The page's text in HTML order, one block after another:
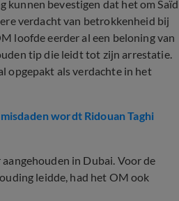
kunnen bevestigen dat het om Saïd
verdacht van betrokkenheid bij
loofde eerder al een beloning van
tip die leidt tot zijn arrestatie.
opgepakt als verdachte in het
wordt Ridouan Taghi
in Dubai. Voor de
leidde, had het OM ook